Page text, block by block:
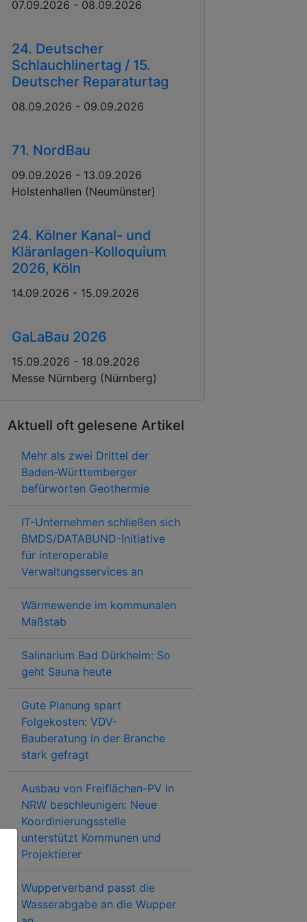
07.09.2026 - 08.09.2026
24. Deutscher
Schlauchlinertag / 15.
Deutscher Reparaturtag
08.09.2026 - 09.09.2026
71. NordBau
09.09.2026 - 13.09.2026
Holstenhallen (Neumünster)
24. Kölner Kanal- und
Kläranlagen-Kolloquium
2026, Köln
14.09.2026 - 15.09.2026
GaLaBau 2026
15.09.2026 - 18.09.2026
Messe Nürnberg (Nürnberg)
Aktuell oft gelesene Artikel
Mehr als zwei Drittel der
Baden-Württemberger
befürworten Geothermie
IT-Unternehmen schließen sich
BMDS/DATABUND-Initiative
für interoperable
Verwaltungsservices an
Wärmewende im kommunalen
Maßstab
Salinarium Bad Dürkheim: So
geht Sauna heute
Gute Planung spart
Folgekosten: VDV-
Bauberatung in der Branche
stark gefragt
Ausbau von Freiflächen-PV in
NRW beschleunigen: Neue
Koordinierungsstelle
unterstützt Kommunen und
Projektierer
Wupperverband passt die
Wasserabgabe an die Wupper